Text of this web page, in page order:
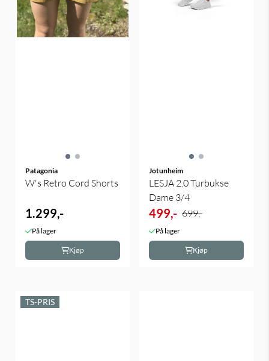
Patagonia
W's Retro Cord Shorts
1.299,-
På lager
Kjøp
Jotunheim
LESJA 2.0 Turbukse
Dame 3/4
499,- 699,-
På lager
Kjøp